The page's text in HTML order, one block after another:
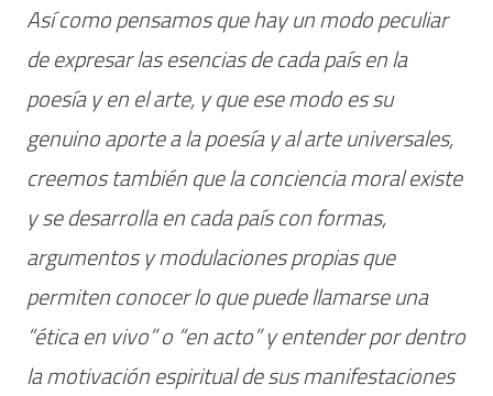
Así como pensamos que hay un modo peculiar
de expresar las esencias de cada país en la
poesía y en el arte, y que ese modo es su
genuino aporte a la poesía y al arte universales,
creemos también que la conciencia moral existe
y se desarrolla en cada país con formas,
argumentos y modulaciones propias que
permiten conocer lo que puede llamarse una
“ética en vivo” o “en acto” y entender por dentro
la motivación espiritual de sus manifestaciones